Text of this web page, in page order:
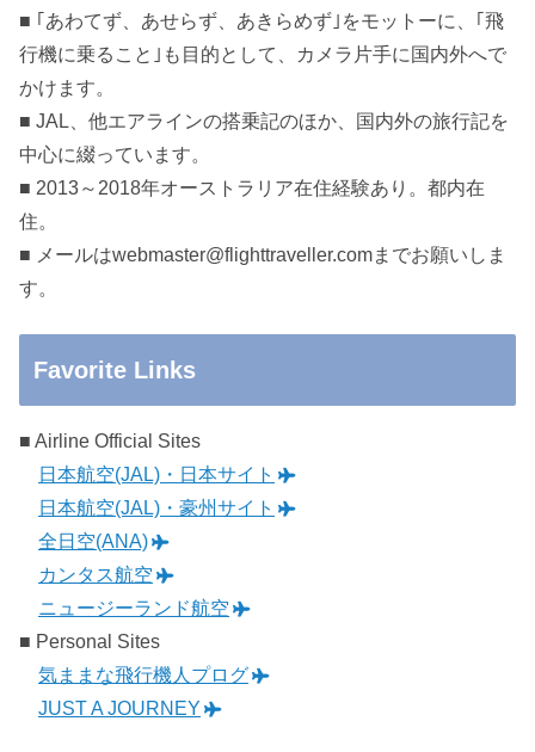
■ ｢あわてず、あせらず、あきらめず｣をモットーに、｢飛
行機に乗ること｣も目的として、カメラ片手に国内外へで
かけます。
■ JAL、他エアラインの搭乗記のほか、国内外の旅行記を
中心に綴っています。
■ 2013～2018年オーストラリア在住経験あり。都内在
住。
■ メールはwebmaster@flighttraveller.comまでお願いしま
す。
Favorite Links
■ Airline Official Sites
日本航空(JAL)・日本サイト
日本航空(JAL)・豪州サイト
全日空(ANA)
カンタス航空
ニュージーランド航空
■ Personal Sites
気ままな飛行機人プログ
JUST A JOURNEY